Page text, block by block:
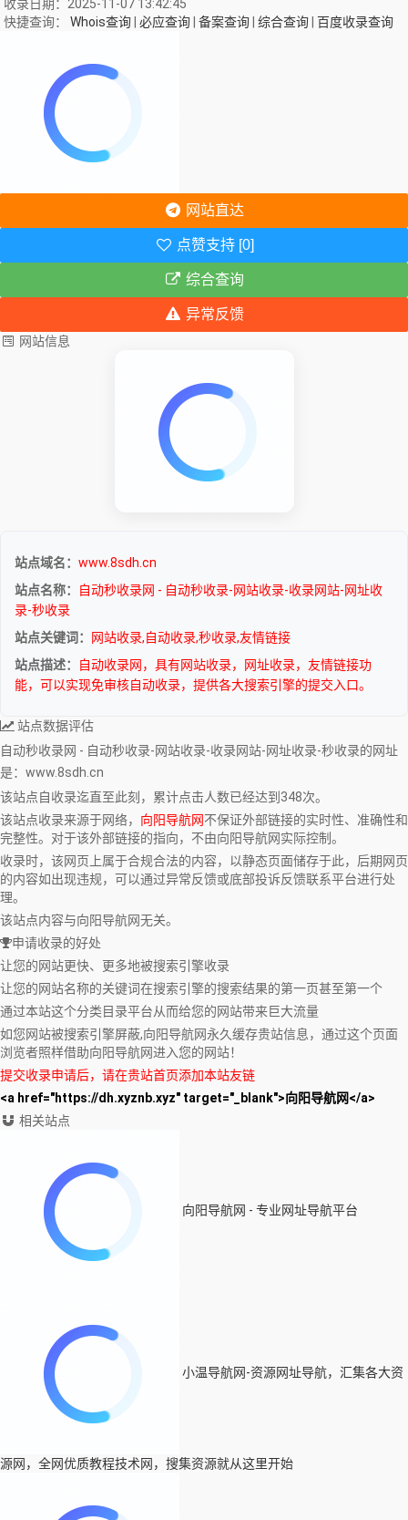
收录日期：2025-11-07 13:42:45
快捷查询： Whois查询 必应查询 备案查询 综合查询 百度收录查询
网站直达
点赞支持 [0]
综合查询
异常反馈
网站信息
站点域名： www.8sdh.cn
站点名称：
自动秒收录网 - 自动秒收录-网站收录-收录网站-网址收
录-秒收录
站点关键词：
网站收录,自动收录,秒收录,友情链接
站点描述：
自动收录网，具有网站收录，网址收录，友情链接功
能，可以实现免审核自动收录，提供各大搜索引擎的提交入口。
站点数据评估
自动秒收录网 - 自动秒收录-网站收录-收录网站-网址收录-秒收录的网址
是：www.8sdh.cn
该站点自收录迄直至此刻，累计点击人数已经达到348次。
该站点收录来源于网络， 向阳导航网不保证外部链接的实时性、准确性和
完整性。对于该外部链接的指向，不由向阳导航网实际控制。
收录时，该网页上属于合规合法的内容，以静态页面储存于此，后期网页
的内容如出现违规，可以通过异常反馈或底部投诉反馈联系平台进行处
理。
该站点内容与向阳导航网无关。
申请收录的好处
让您的网站更快、更多地被搜索引擎收录
让您的网站名称的关键词在搜索引擎的搜索结果的第一页甚至第一个
通过本站这个分类目录平台从而给您的网站带来巨大流量
如您网站被搜索引擎屏蔽,向阳导航网永久缓存贵站信息，通过这个页面
浏览者照样借助向阳导航网进入您的网站！
提交收录申请后，请在贵站首页添加本站友链
<a href="https://dh.xyznb.xyz" target="_blank">向阳导航网</a>
相关站点
向阳导航网 - 专业网址导航平台
小温导航网-资源网址导航，汇集各大资
源网，全网优质教程技术网，搜集资源就从这里开始